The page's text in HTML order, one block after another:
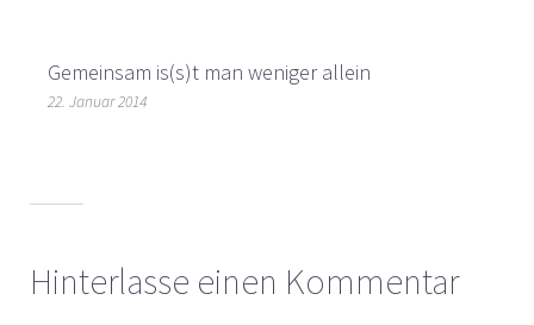
Gemeinsam is(s)t man weniger allein
22. Januar 2014
Hinterlasse einen Kommentar